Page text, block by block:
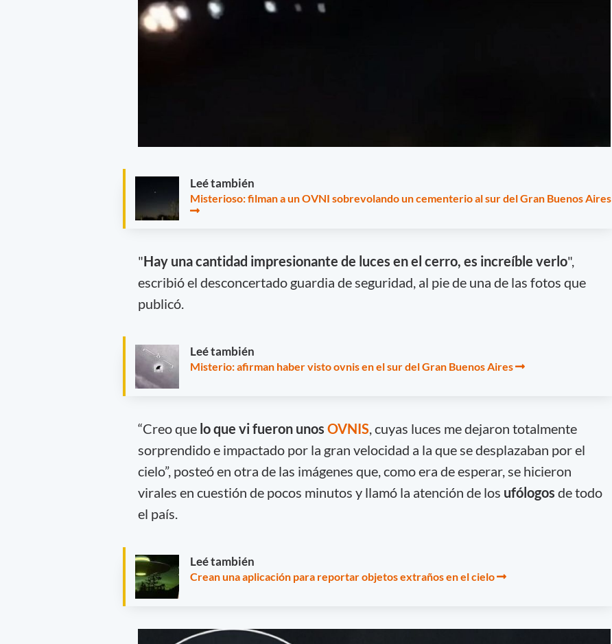
Leé también
Misterioso: filman a un OVNI sobrevolando un cementerio al sur del Gran Buenos Aires
"Hay una cantidad impresionante de luces en el cerro, es increíble verlo",
escribió el desconcertado guardia de seguridad, al pie de una de las fotos que
publicó.
Leé también
Misterio: afirman haber visto ovnis en el sur del Gran Buenos Aires
“Creo que lo que vi fueron unos OVNIS, cuyas luces me dejaron totalmente
sorprendido e impactado por la gran velocidad a la que se desplazaban por el
cielo”, posteó en otra de las imágenes que, como era de esperar, se hicieron
virales en cuestión de pocos minutos y llamó la atención de los ufólogos de todo
el país.
Leé también
Crean una aplicación para reportar objetos extraños en el cielo